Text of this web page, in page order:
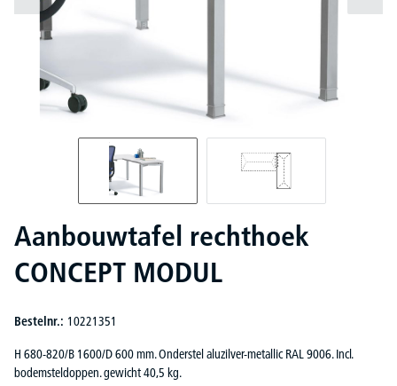
Aanbouwtafel rechthoek
CONCEPT MODUL
Bestelnr.: 10221351
H 680-820/B 1600/D 600 mm. Onderstel aluzilver-metallic RAL 9006. Incl.
bodemsteldoppen. gewicht 40,5 kg.